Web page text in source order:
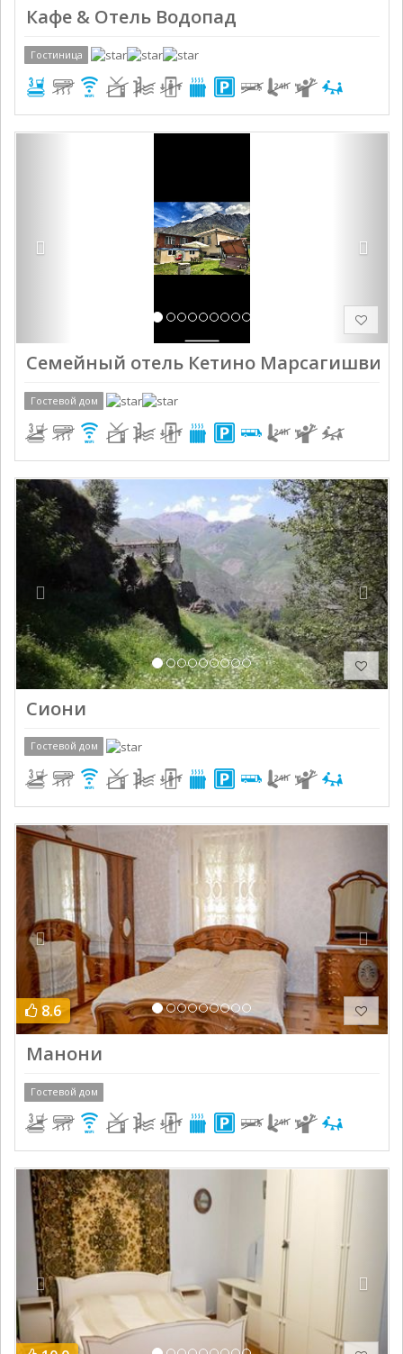
Кафе & Отель Водопад
Гостиница
Семейный отель Кетино
Гостевой дом
Previous Next
Сиони
Гостевой дом
Previous
8.6
Манони
Гостевой дом
Previous